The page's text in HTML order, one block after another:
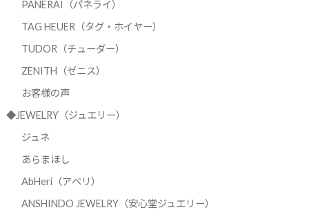
PANERAI（パネライ）
TAG HEUER（タグ・ホイヤー）
TUDOR（チューダー）
ZENITH（ゼニス）
お客様の声
◆JEWELRY（ジュエリー）
ジュネ
あらまほし
AbHeri（アベリ）
ANSHINDO JEWELRY（安心堂ジュエリー）